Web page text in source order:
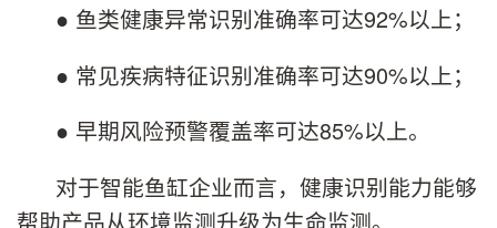
● 鱼类健康异常识别准确率可达92%以上；
● 常见疾病特征识别准确率可达90%以上；
● 早期风险预警覆盖率可达85%以上。
对于智能鱼缸企业而言，健康识别能力能够
帮助产品从环境监测升级为生命监测。